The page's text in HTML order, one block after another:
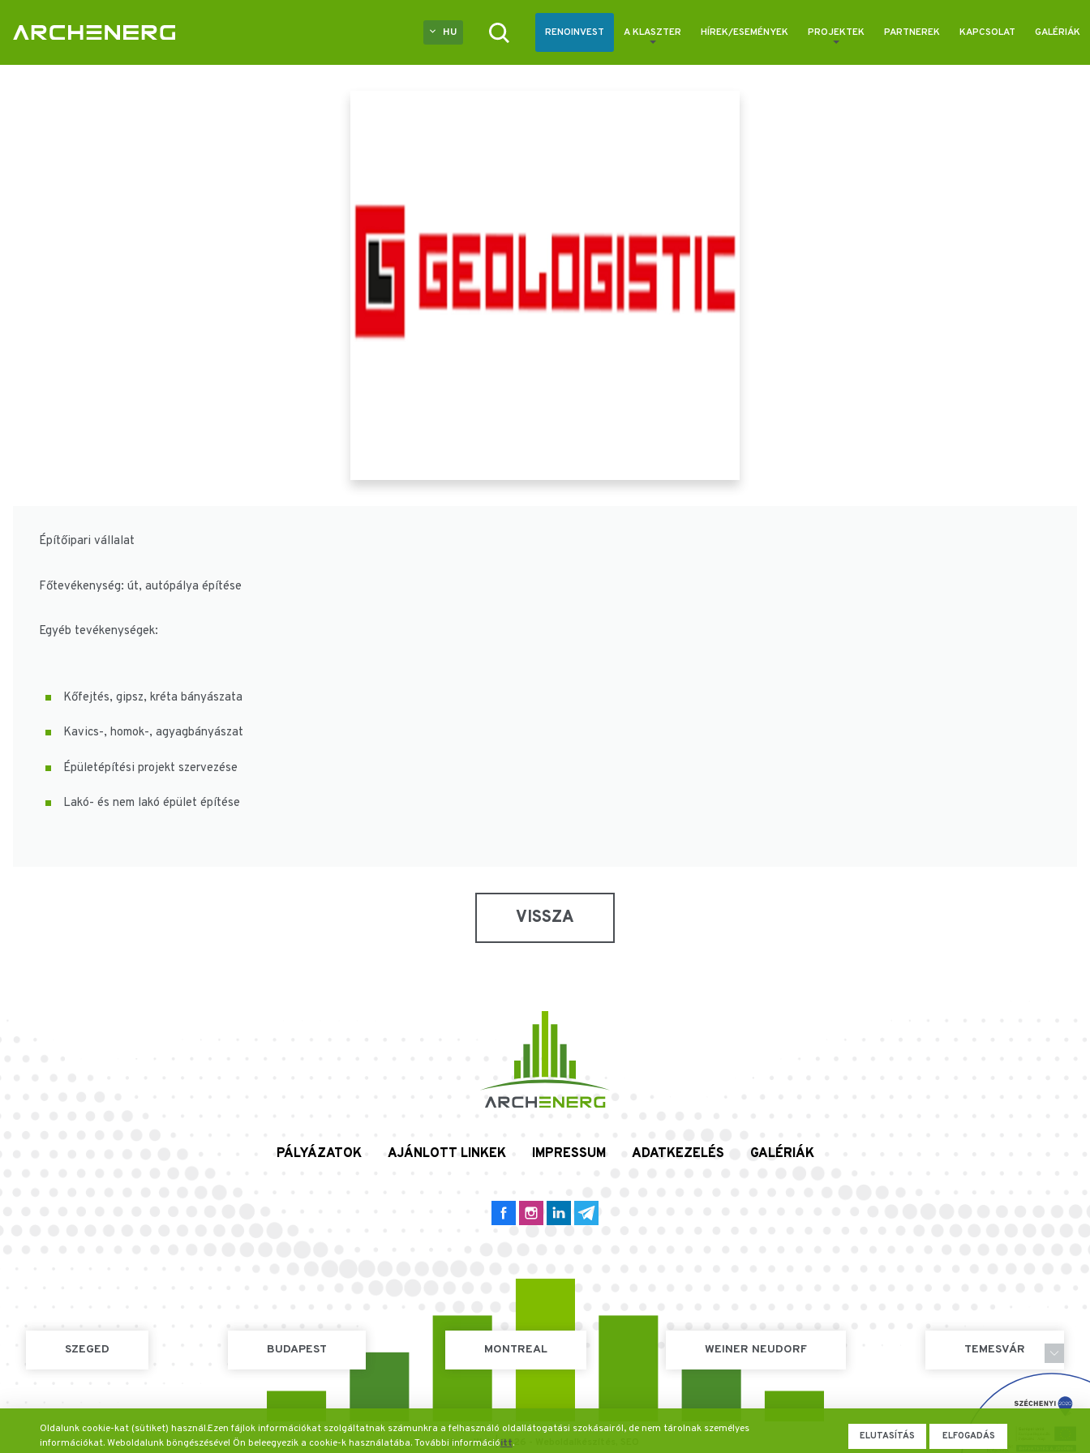
HU RENOINVEST A KLASZTER HÍREK/ESEMÉNYEK PROJEKTEK PARTNEREK KAPCSOLAT GALÉRIÁK
Építőipari vállalat
Főtevékenység: út, autópálya építése
Egyéb tevékenységek:
Kőfejtés, gipsz, kréta bányászata
Kavics-, homok-, agyagbányászat
Épületépítési projekt szervezése
Lakó- és nem lakó épület építése
VISSZA
Oldalunk cookie-kat (sütiket) használ.Ezen fájlok információkat szolgáltatnak számunkra a felhasználó oldallátogatási szokásairól, de nem tárolnak személyes
információkat. Weboldalunk böngészésével Ön beleegyezik a cookie-k használatába. További információitt.
ELUTASÍTÁS ELFOGADÁS
PÁLYÁZATOK AJÁNLOTT LINKEK IMPRESSUM ADATKEZELÉS GALÉRIÁK
SZEGED BUDAPEST MONTREAL WEINER NEUDORF TEMESVÁR
IntroWeb | 2026 -